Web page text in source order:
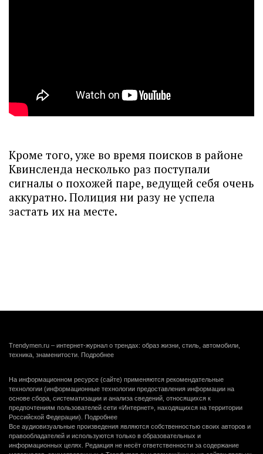
Кроме того, уже во время поисков в районе
Квинсленда несколько раз поступали
сигналы о похожей паре, ведущей себя очень
аккуратно. Полиция ни разу не успела
застать их на месте.
Trendymen.ru – интернет-журнал о трендах: образ жизни, стиль, автомобили,
техника, знаменитости. Подробнее
На информационном ресурсе (сайте) применяются рекомендательные
технологии (информационные технологии предоставления информации на
основе сбора, систематизации и анализа сведений, относящихся к
предпочтениям пользователей сети «Интернет», находящихся на территории
Российской Федерации). Подробнее
Все аудиовизуальные произведения являются собственностью своих авторов и
правообладателей и используются только в образовательных и
информационных целях. Редакция не несёт ответственности за содержание